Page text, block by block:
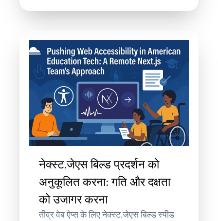
नेक्स्ट.जेएस बिल्ड प्रदर्शन को
अनुकूलित करना: गति और दक्षता
को उजागर करना
तीव्र वेब ऐप्स के लिए नेक्स्ट.जेएस बिल्ड स्पीड